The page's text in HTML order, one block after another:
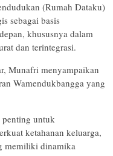
(Rumah Dataku)
sebagai basis
khususnya dalam
dan terintegrasi.
Munafri menyampaikan
Wamendukbangga yang
untuk
ketahanan keluarga,
memiliki dinamika